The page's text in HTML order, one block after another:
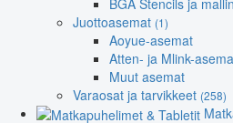
Juottoasemat (1)
Aoyue-asemat
Atten- ja Mlink-
Muut asemat
Varaosat ja tarvikkeet (258)